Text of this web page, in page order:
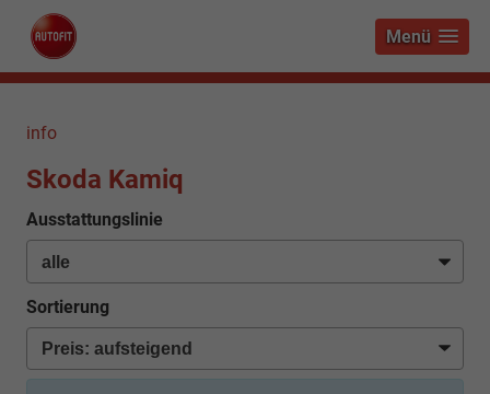
Menü
info
Skoda Kamiq
Ausstattungslinie
Sortierung